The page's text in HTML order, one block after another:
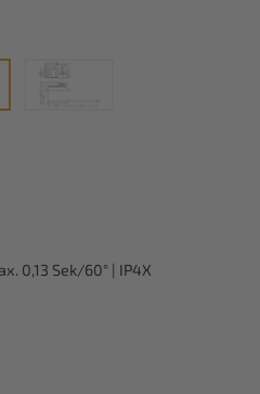
0,13 Sek/60° | IP4X